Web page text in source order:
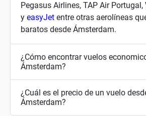
Pegasus Airlines, TAP Air Portugal,
y easyJet entre otras aerolíneas
baratos desde Ámsterdam.
¿Cómo encontrar vuelos
Ámsterdam?
¿Cuál es el precio de un vuelo
Ámsterdam?